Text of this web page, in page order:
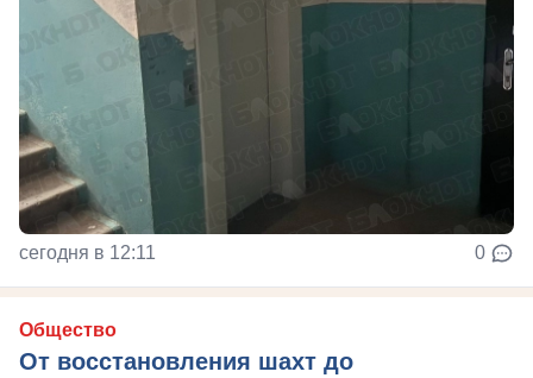
сегодня в 12:11 0
Общество
От восстановления шахт до